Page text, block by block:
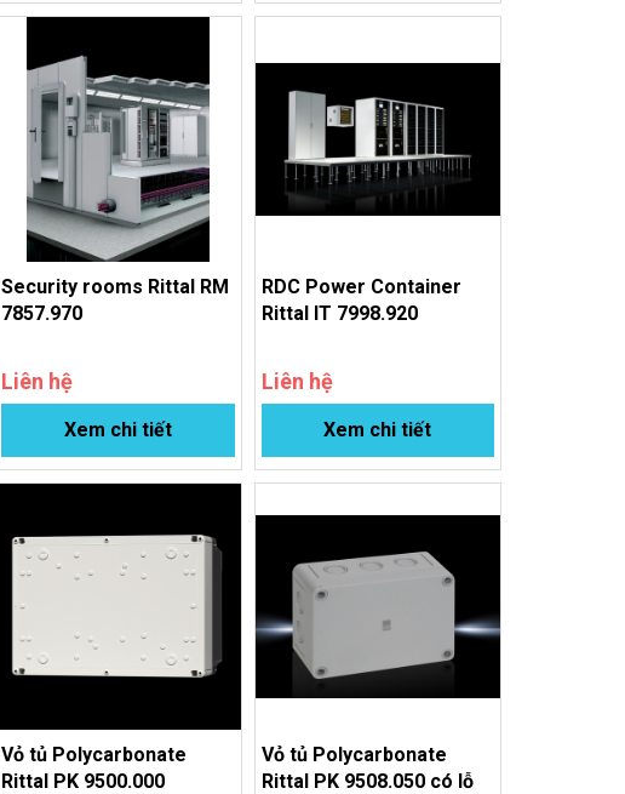
Security rooms Rittal RM
7857.970
Liên hệ
Xem chi tiết
RDC Power Container
Rittal IT 7998.920
Liên hệ
Xem chi tiết
Vỏ tủ Polycarbonate
Rittal PK 9500.000
Vỏ tủ Polycarbonate
Rittal PK 9508.050 có lỗ